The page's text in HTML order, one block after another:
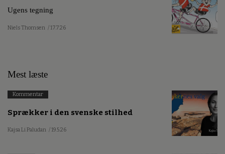
Ugens tegning
Niels Thomsen / 17.7.26
Mest læste
Kommentar
Sprækker i den svenske stilhed
Kajsa Li Paludan / 19.5.26